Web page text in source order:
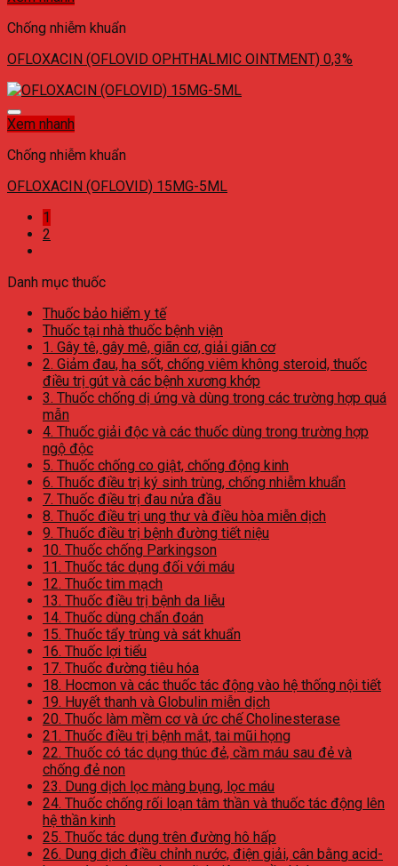
Chống nhiễm khuẩn
OFLOXACIN (OFLOVID OPHTHALMIC OINTMENT) 0,3%
Xem nhanh
Chống nhiễm khuẩn
OFLOXACIN (OFLOVID) 15MG-5ML
1
2
Danh mục thuốc
Thuốc bảo hiểm y tế
Thuốc tại nhà thuốc bệnh viện
1. Gây tê, gây mê, giãn cơ, giải giãn cơ
2. Giảm đau, hạ sốt, chống viêm không steroid, thuốc
điều trị gút và các bệnh xương khớp
3. Thuốc chống dị ứng và dùng trong các trường hợp quá
mẫn
4. Thuốc giải độc và các thuốc dùng trong trường hợp
ngộ độc
5. Thuốc chống co giật, chống động kinh
6. Thuốc điều trị ký sinh trùng, chống nhiễm khuẩn
7. Thuốc điều trị đau nửa đầu
8. Thuốc điều trị ung thư và điều hòa miễn dịch
9. Thuốc điều trị bệnh đường tiết niệu
10. Thuốc chống Parkingson
11. Thuốc tác dụng đối với máu
12. Thuốc tim mạch
13. Thuốc điều trị bệnh da liễu
14. Thuốc dùng chẩn đoán
15. Thuốc tẩy trùng và sát khuẩn
16. Thuốc lợi tiểu
17. Thuốc đường tiêu hóa
18. Hocmon và các thuốc tác động vào hệ thống nội tiết
19. Huyết thanh và Globulin miễn dịch
20. Thuốc làm mềm cơ và ức chế Cholinesterase
21. Thuốc điều trị bệnh mắt, tai mũi họng
22. Thuốc có tác dụng thúc đẻ, cầm máu sau đẻ và
chống đẻ non
23. Dung dịch lọc màng bụng, lọc máu
24. Thuốc chống rối loạn tâm thần và thuốc tác động lên
hệ thần kinh
25. Thuốc tác dụng trên đường hô hấp
26. Dung dịch điều chỉnh nước, điện giải, cân bằng acid-